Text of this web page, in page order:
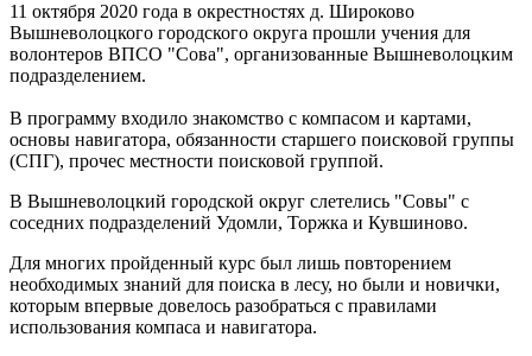
11 октября 2020 года в окрестностях д. Широково
Вышневолоцкого городского округа прошли учения для
волонтеров ВПСО "Сова", организованные Вышневолоцким
подразделением.
В программу входило знакомство с компасом и картами,
основы навигатора, обязанности старшего поисковой группы
(СПГ), прочес местности поисковой группой.
В Вышневолоцкий городской округ слетелись "Совы" с
соседних подразделений Удомли, Торжка и Кувшиново.
Для многих пройденный курс был лишь повторением
необходимых знаний для поиска в лесу, но были и новички,
которым впервые довелось разобраться с правилами
использования компаса и навигатора.